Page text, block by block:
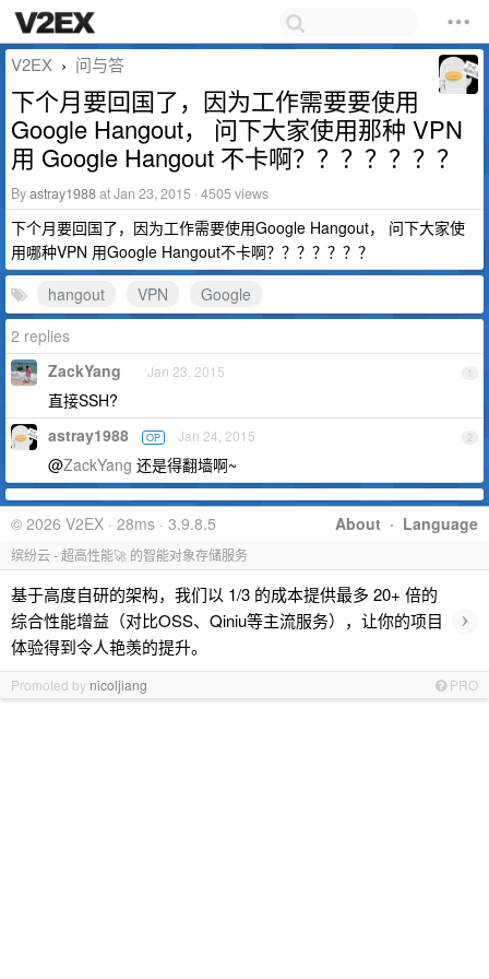
V2EX › 问与答
下个月要回国了，因为工作需要要使用
Google Hangout， 问下大家使用那种 VPN
用 Google Hangout 不卡啊？？？？？？？
Byastray1988at Jan 23, 2015 · 4505 views
下个月要回国了，因为工作需要使用Google Hangout， 问下大家使
用哪种VPN 用Google Hangout不卡啊？？？？？？？
hangout
VPN
Google
2 replies
1
ZackYang Jan 23, 2015
直接SSH?
2
astray1988 OP Jan 24, 2015
@ZackYang 还是得翻墙啊~
About · Language
© 2026 V2EX · 28ms · 3.9.8.5
缤纷云 - 超高性能🚀 的智能对象存储服务
基于高度自研的架构，我们以 1/3 的成本提供最多 20+ 倍的
综合性能增益（对比OSS、Qiniu等主流服务），让你的项目
体验得到令人艳羡的提升。
›
Promoted by nicoljiang PRO